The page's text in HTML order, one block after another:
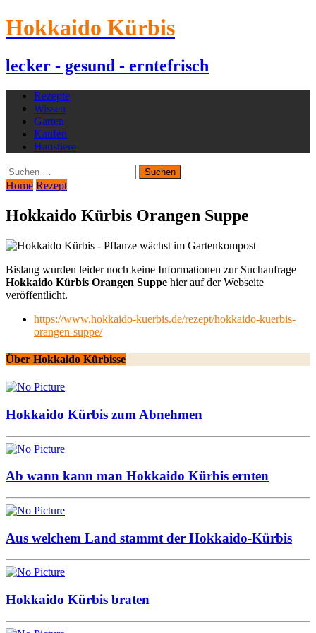
Hokkaido Kürbis
lecker - gesund - erntefrisch
Rezepte
Wissen
Garten
Kaufen
Haustiere
Suchen
nach:
Home Rezept
Hokkaido Kürbis Orangen Suppe
Bislang wurden leider noch keine Informationen zur Suchanfrage
Hokkaido Kürbis Orangen Suppe hier auf der Webseite
veröffentlicht.
https://www.hokkaido-kuerbis.de/rezept/hokkaido-kuerbis-
orangen-suppe/
Über Hokkaido Kürbisse
Hokkaido Kürbis zum Abnehmen
Ab wann kann man Hokkaido Kürbis ernten
Aus welchem Land stammt der Hokkaido-Kürbis
Hokkaido Kürbis braten